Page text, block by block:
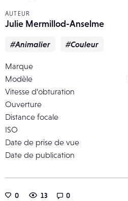
AUTEUR
Julie Mermillod-Anselme
#Animalier #Couleur
Marque
Modèle
Vitesse d’obturation
Ouverture
Distance focale
ISO
Date de prise de vue
Date de publication
0 13 0